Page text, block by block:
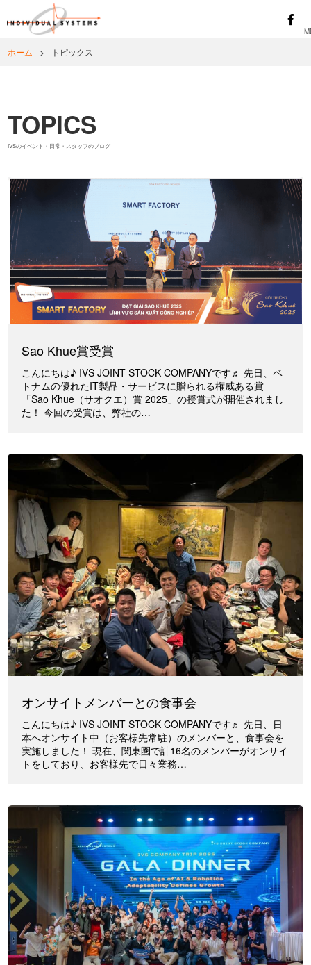
ホーム > トピックス
TOPICS
IVSのイベント・日常・スタッフのブログ
Sao Khue賞受賞
こんにちは♪ IVS JOINT STOCK COMPANYです♬ 先日、ベ
トナムの優れたIT製品・サービスに贈られる権威ある賞
「Sao Khue（サオクエ）賞 2025」の授賞式が開催されまし
た！ 今回の受賞は、弊社の…
オンサイトメンバーとの食事会
こんにちは♪ IVS JOINT STOCK COMPANYです♬ 先日、日
本へオンサイト中（お客様先常駐）のメンバーと、食事会を
実施しました！ 現在、関東圏で計16名のメンバーがオンサイ
トをしており、お客様先で日々業務…